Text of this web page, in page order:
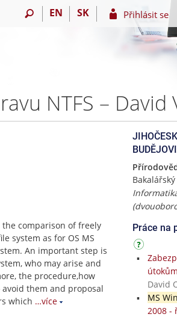
EN SK Přihlásit se
NTFS – David
comparison of freely
system as for OS MS
An important step is
who may arise and
the procedure,how
them and proposal
which …více
Práce na
útokům
David
MS
2008 -